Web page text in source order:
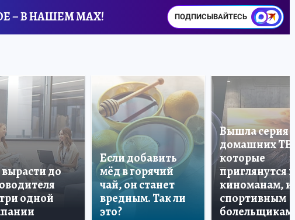
– В НАШЕМ MAX! ПОДПИСЫВАЙТЕСЬ
до
одной
Если добавить
мёд в горячий
чай, он станет
вредным. Так ли
это?
Вышла серия
домашних ТВ,
которые
приглянутся и
киноманам, и
спортивным
болельщикам